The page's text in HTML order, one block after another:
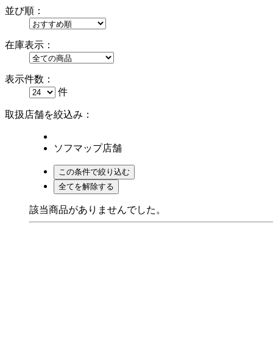
並び順：
在庫表示：
表示件数：
件
取扱店舗を絞込み：
ソフマップ店舗
該当商品がありませんでした。